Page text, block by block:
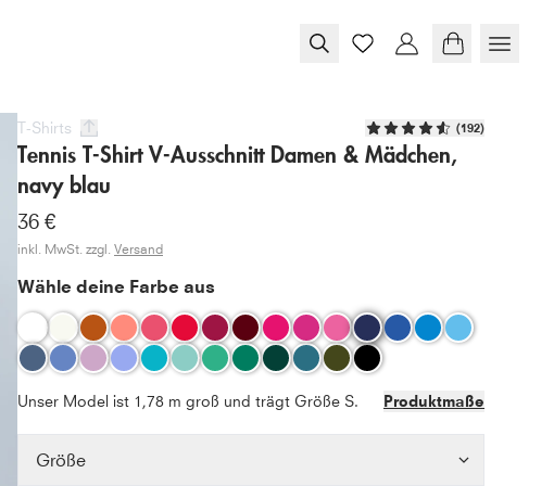
T-Shirts (192)
Tennis T-Shirt V-Ausschnitt Damen & Mädchen,
navy blau
36 €
inkl. MwSt. zzgl. Versand
Wähle deine Farbe aus
Unser Model ist 1,78 m groß und trägt Größe S. Produktmaße
Größe